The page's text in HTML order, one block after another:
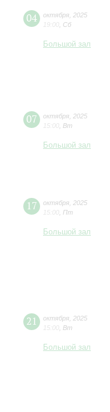
04 октября 2025
19:00 Сб
Большой зал
07 октября 2025
15:00 Вт
Большой зал
17 октября 2025
15:00 Пт
Большой зал
21 октября 2025
15:00 Вт
Большой зал